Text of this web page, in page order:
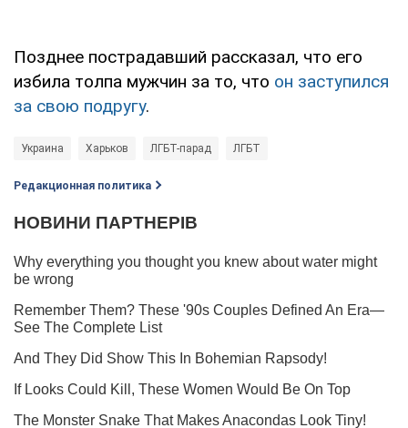
Позднее пострадавший рассказал, что его
избила толпа мужчин за то, что он заступился
за свою подругу.
Украина Харьков ЛГБТ-парад ЛГБТ
Редакционная политика